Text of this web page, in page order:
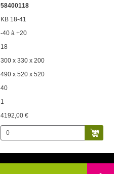
58400118
KB 18-41
-40 à +20
18
300 x 330 x 200
490 x 520 x 520
40
1
4192,00 €